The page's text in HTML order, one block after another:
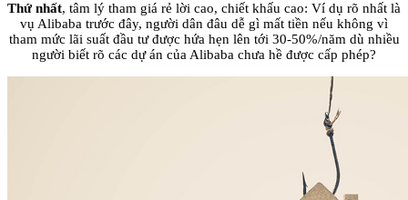
Thứ nhất, tâm lý tham giá rẻ lời cao, chiết khấu cao: Ví dụ rõ nhất là
vụ Alibaba trước đây, người dân đâu dễ gì mất tiền nếu không vì
tham mức lãi suất đầu tư được hứa hẹn lên tới 30-50%/năm dù nhiều
người biết rõ các dự án của Alibaba chưa hề được cấp phép?